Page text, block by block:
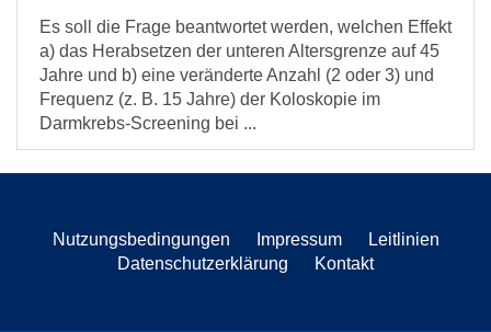
Es soll die Frage beantwortet werden, welchen Effekt
a) das Herabsetzen der unteren Altersgrenze auf 45
Jahre und b) eine veränderte Anzahl (2 oder 3) und
Frequenz (z. B. 15 Jahre) der Koloskopie im
Darmkrebs-Screening bei ...
Nutzungsbedingungen Impressum
Leitlinien
Datenschutzerklärung
Kontakt